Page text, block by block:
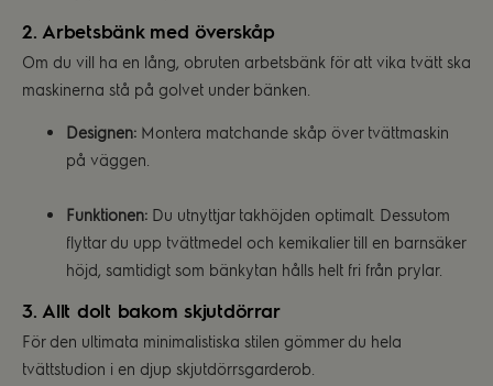
2. Arbetsbänk med överskåp
Om du vill ha en lång, obruten arbetsbänk för att vika tvätt ska
maskinerna stå på golvet under bänken.
Designen: Montera matchande skåp över tvättmaskin
på väggen.
Funktionen: Du utnyttjar takhöjden optimalt. Dessutom
flyttar du upp tvättmedel och kemikalier till en barnsäker
höjd, samtidigt som bänkytan hålls helt fri från prylar.
3. Allt dolt bakom skjutdörrar
För den ultimata minimalistiska stilen gömmer du hela
tvättstudion i en djup skjutdörrsgarderob.